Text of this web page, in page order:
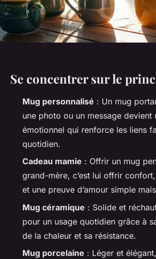
Se concentrer sur le
Mug personnalisé : Un mug
une photo ou un message devient
émotionnel qui renforce les liens
quotidien.
Cadeau mamie : Offrir un mug
grand-mère, c’est lui offrir
et une preuve d’amour simple
Mug céramique : Solide et
pour un usage quotidien grâce à
de la chaleur et sa résistance.
Mug porcelaine : Léger et